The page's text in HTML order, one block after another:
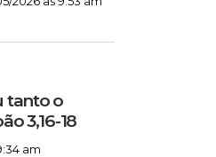
tanto o
3,16-18
am